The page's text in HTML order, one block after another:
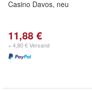
Casino Davos, neu
11,88 €
+ 4,80 € Versand